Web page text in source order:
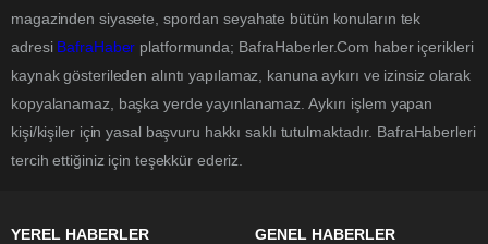
magazinden siyasete, spordan seyahate bütün konuların tek
adresi BafraHaber platformunda; BafraHaberler.Com haber içerikleri
kaynak gösterileden alıntı yapılamaz, kanuna aykırı ve izinsiz olarak
kopyalanamaz, başka yerde yayınlanamaz. Aykırı işlem yapan
kişi/kişiler için yasal başvuru hakkı saklı tutulmaktadır. BafraHaberleri
tercih ettiğiniz için teşekkür ederiz.
YEREL HABERLER
GENEL HABERLER